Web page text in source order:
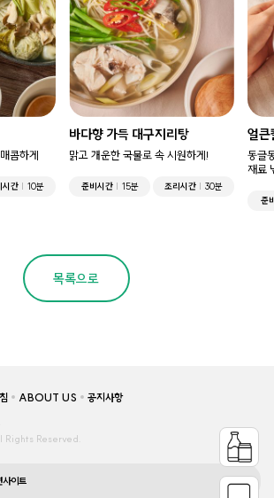
콤하게
시간 10분
바다향 가득 대구지리탕
맑고 개운한 국물로 속 시원하게!
준비시간 15분 조리시간 30분
얼큰
동글
재료
준
목록으로
ABOUT US 공지사항
Reserved.
사이트